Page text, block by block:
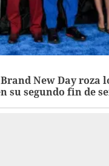
New Day roza
su segundo fin de